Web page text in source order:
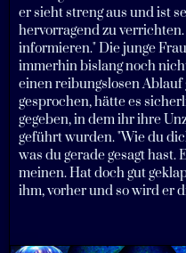
er sieht streng aus und ist
hervorragend zu
informieren." Die junge
immerhin bislang noch
einen reibungslosen
gesprochen, hätte es
gegeben, in dem ihr ihre
geführt wurden. "Wie du
was du gerade gesagt
meinen. Hat doch gut
ihm, vorher und so wird er